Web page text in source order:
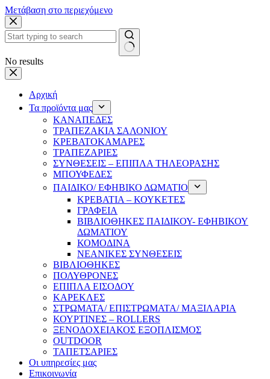
Μετάβαση στο περιεχόμενο
No results
Αρχική
Τα προϊόντα μας
ΚΑΝΑΠΕΔΕΣ
ΤΡΑΠΕΖΑΚΙΑ ΣΑΛΟΝΙΟΥ
ΚΡΕΒΑΤΟΚΑΜΑΡΕΣ
ΤΡΑΠΕΖΑΡΙΕΣ
ΣΥΝΘΕΣΕΙΣ – ΕΠΙΠΛΑ ΤΗΛΕΟΡΑΣΗΣ
ΜΠΟΥΦΕΔΕΣ
ΠΑΙΔΙΚΟ/ ΕΦΗΒΙΚΟ ΔΩΜΑΤΙΟ
ΚΡΕΒΑΤΙΑ – ΚΟΥΚΕΤΕΣ
ΓΡΑΦΕΙΑ
ΒΙΒΛΙΟΘΗΚΕΣ ΠΑΙΔΙΚΟΥ- ΕΦΗΒΙΚΟΥ
ΔΩΜΑΤΙΟΥ
ΚΟΜΟΔΙΝΑ
ΝΕΑΝΙΚΕΣ ΣΥΝΘΕΣΕΙΣ
ΒΙΒΛΙΟΘΗΚΕΣ
ΠΟΛΥΘΡΟΝΕΣ
ΕΠΙΠΛΑ ΕΙΣΟΔΟΥ
ΚΑΡΕΚΛΕΣ
ΣΤΡΩΜΑΤΑ/ ΕΠΙΣΤΡΩΜΑΤΑ/ ΜΑΞΙΛΑΡΙΑ
ΚΟΥΡΤΙΝΕΣ – ROLLERS
ΞΕΝΟΔΟΧΕΙΑΚΟΣ ΕΞΟΠΛΙΣΜΟΣ
OUTDOOR
ΤΑΠΕΤΣΑΡΙΕΣ
Οι υπηρεσίες μας
Επικοινωνία